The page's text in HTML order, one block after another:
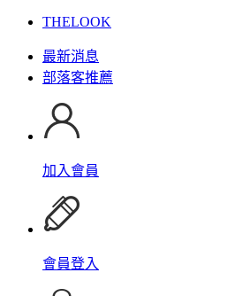
THELOOK
最新消息
部落客推薦
加入會員
會員登入